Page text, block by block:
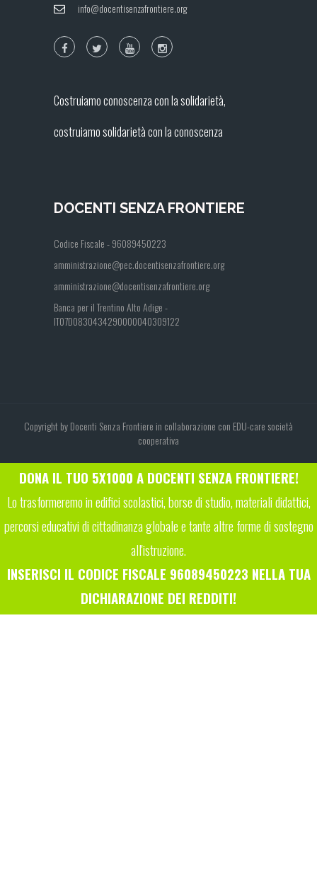
info@docentisenzafrontiere.org
Costruiamo conoscenza con la solidarietà,
costruiamo solidarietà con la conoscenza
DOCENTI SENZA FRONTIERE
Codice Fiscale - 96089450223
amministrazione@pec.docentisenzafrontiere.org
amministrazione@docentisenzafrontiere.org
Banca per il Trentino Alto Adige -
IT07D0830434290000040309122
Copyright by Docenti Senza Frontiere in collaborazione con EDU-care società
cooperativa
DONA IL TUO 5X1000 A DOCENTI SENZA FRONTIERE!
Lo trasformeremo in edifici scolastici, borse di studio, materiali didattici,
percorsi educativi di cittadinanza globale e tante altre forme di sostegno
all'istruzione.
INSERISCI IL CODICE FISCALE 96089450223 NELLA TUA
DICHIARAZIONE DEI REDDITI!